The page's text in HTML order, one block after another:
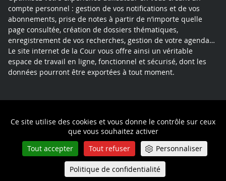
Ce site utilise des cookies et vous donne le contrôle sur ceux
que vous souhaitez activer
Tout accepter
Tout refuser Personnaliser
Politique de confidentialité
compte personnel : gestion de vos notifications et de vos
abonnements, prise de notes à partir de n’importe quelle
page consultée, création de dossiers thématiques,
enregistrement de vos recherches, gestion de votre agenda…
Le site internet de la Cour vous offre ainsi un véritable
espace de travail en ligne, fonctionnel et sécurisé, dont les
données pourront être exportées à tout moment.
Politique de confidentialité
Queue-Fair